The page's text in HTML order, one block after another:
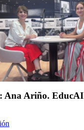
Ana Ariño. EducAI